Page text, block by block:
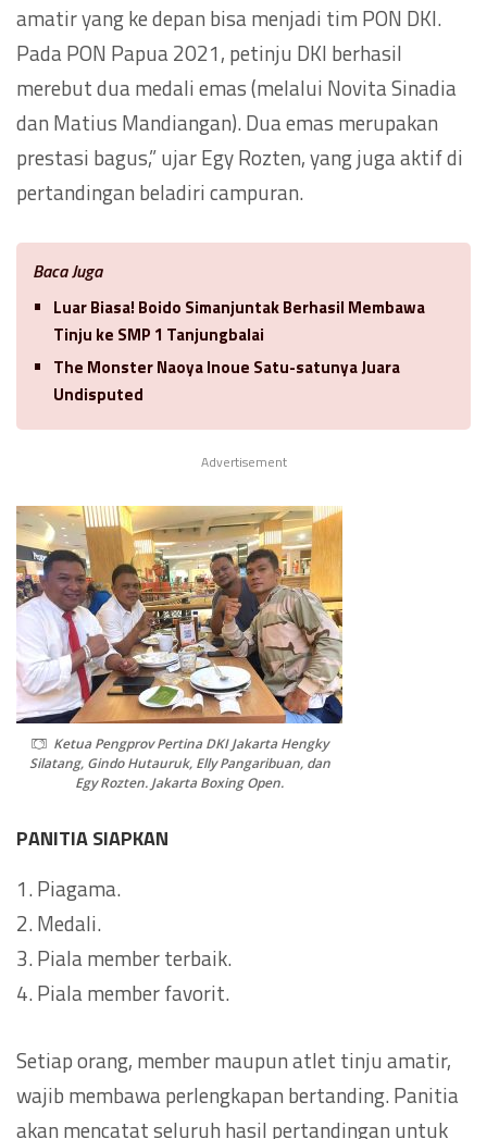
amatir yang ke depan bisa menjadi tim PON DKI.
Pada PON Papua 2021, petinju DKI berhasil
merebut dua medali emas (melalui Novita Sinadia
dan Matius Mandiangan). Dua emas merupakan
prestasi bagus,” ujar Egy Rozten, yang juga aktif di
pertandingan beladiri campuran.
Baca Juga
Luar Biasa! Boido Simanjuntak Berhasil Membawa
Tinju ke SMP 1 Tanjungbalai
The Monster Naoya Inoue Satu-satunya Juara
Undisputed
Advertisement
Ketua Pengprov Pertina DKI Jakarta Hengky
Silatang, Gindo Hutauruk, Elly Pangaribuan, dan
Egy Rozten. Jakarta Boxing Open.
PANITIA SIAPKAN
1. Piagama.
2. Medali.
3. Piala member terbaik.
4. Piala member favorit.
Setiap orang, member maupun atlet tinju amatir,
wajib membawa perlengkapan bertanding. Panitia
akan mencatat seluruh hasil pertandingan untuk